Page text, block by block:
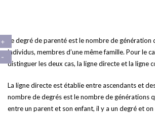
Le degré de parenté est le nombre de génération
individus, membres d’une même famille. Pour le
distinguer les deux cas, la ligne directe et la ligne
La ligne directe est établie entre ascendants et
nombre de degrés est le nombre de générations
entre un parent et son enfant, il y a un degré et on